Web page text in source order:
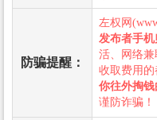
防骗提醒：
左权网
发布者手
活、网络
收取费用的
你往外掏
谨防诈骗！